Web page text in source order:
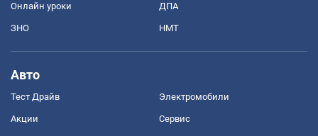
Онлайн уроки ДПА
ЗНО НМТ
Авто
Тест Драйв Электромобили
Акции Сервис